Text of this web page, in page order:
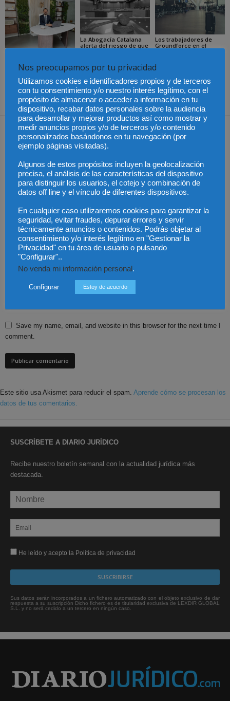
es el referente en
derecho laboral en
Málaga
La Abogacía Catalana
alerta del riesgo de que
comprometan el
funcionamiento de la
Justicia
Los trabajadores de
Groundforce en el
huelga indefinida:
¿pueden los pasajeros
afectados reclamar
compensación?
Dejar una respuesta
Save my name, email, and website in this browser for the next time I
comment.
Este sitio usa Akismet para reducir el spam. Aprende cómo se procesan los
datos de tus comentarios.
SUSCRÍBETE A DIARIO JURÍDICO
Recibe nuestro boletín semanal con la actualidad jurídica más
destacada.
He leído y acepto la Política de privacidad
Sus datos serán incorporados a un fichero automatizado con el objeto exclusivo de dar
respuesta a su suscripción Dicho fichero es de titularidad exclusiva de LEXDIR GLOBAL
S.L. y no será cedido a un tercero en ningún caso.
Nos preocupamos por tu privacidad
Utilizamos cookies e identificadores propios y de terceros
con tu consentimiento y/o nuestro interés legítimo, con el
propósito de almacenar o acceder a información en tu
dispositivo, recabar datos personales sobre la audiencia
para desarrollar y mejorar productos así como mostrar y
medir anuncios propios y/o de terceros y/o contenido
personalizados basándonos en tu navegación (por
ejemplo páginas visitadas).
Algunos de estos propósitos incluyen la geolocalización
precisa, el análisis de las características del dispositivo
para distinguir los usuarios, el cotejo y combinación de
datos off line y el vínculo de diferentes dispositivos.
En cualquier caso utilizaremos cookies para garantizar la
seguridad, evitar fraudes, depurar errores y servir
técnicamente anuncios o contenidos. Podrás objetar al
consentimiento y/o interés legítimo en "Gestionar la
Privacidad" en tu área de usuario o pulsando
"Configurar"..
No venda mi información personal.
Configurar Estoy de acuerdo